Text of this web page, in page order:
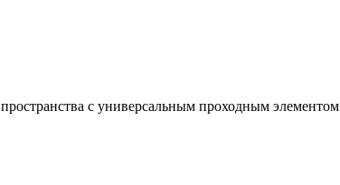
с универсальным проходным элементом